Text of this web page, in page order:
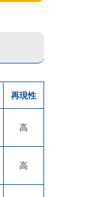
再現性
高
高